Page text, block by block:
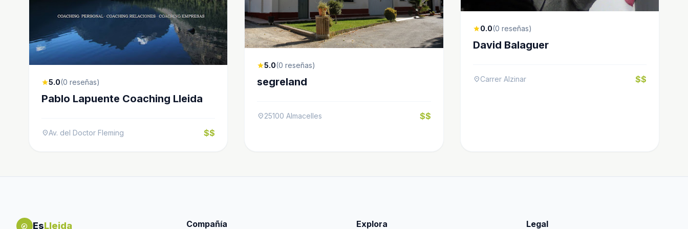
star5.0(0 reseñas)
Pablo Lapuente Coaching Lleida
location_onAv. del Doctor Fleming $$
star5.0(0 reseñas)
segreland
location_on25100 Almacelles $$
star0.0(0 reseñas)
David Balaguer
location_onCarrer Alzinar $$
explore EsLleida Compañía Explora Legal